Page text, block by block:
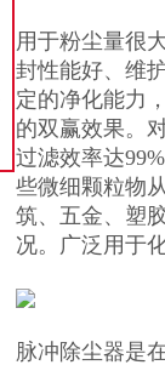
用于粉尘量很
封性能好、维
定的净化能力
的双赢效果。
过滤效率达
些微细颗粒物
筑、五金、塑
况。广泛用于
脉冲除尘器是